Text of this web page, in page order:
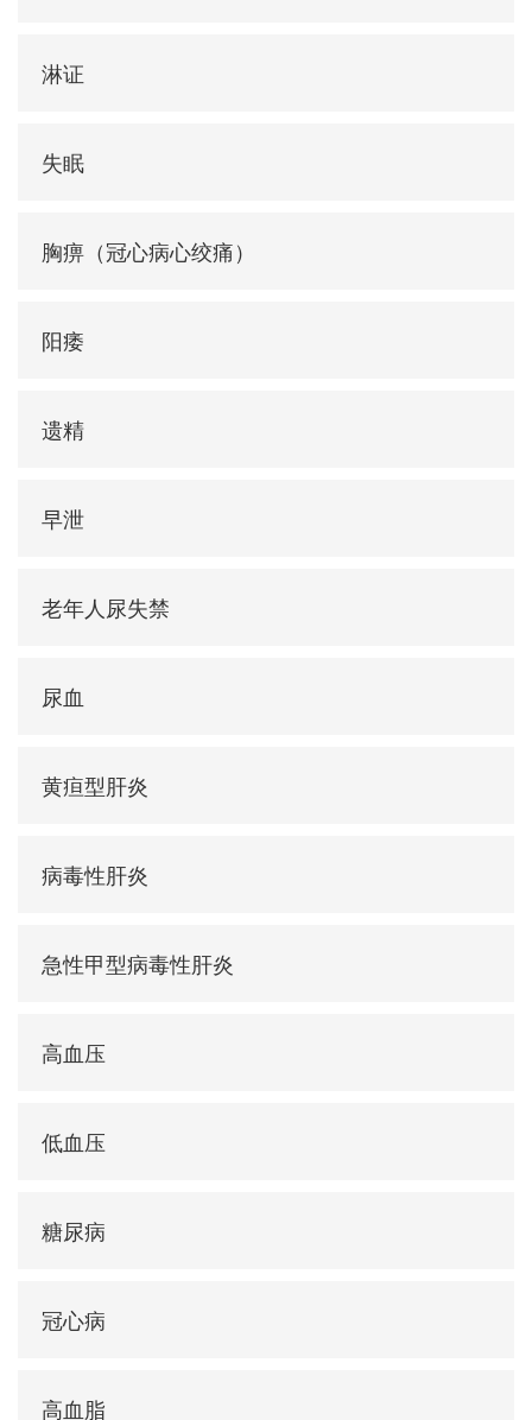
淋证
失眠
胸痹（冠心病心绞痛）
阳痿
遗精
早泄
老年人尿失禁
尿血
黄疸型肝炎
病毒性肝炎
急性甲型病毒性肝炎
高血压
低血压
糖尿病
冠心病
高血脂